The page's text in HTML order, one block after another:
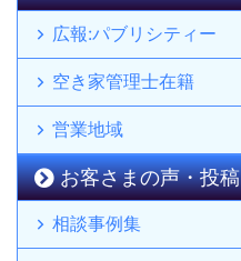
広報:パブリシティー
空き家管理士在籍
営業地域
お客さまの声・投稿
相談事例集